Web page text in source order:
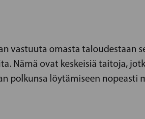
vastuuta omasta taloudestaan
Nämä ovat keskeisiä taitoja,
löytämiseen nopeasti